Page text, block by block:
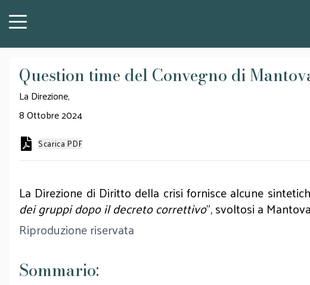
Question time del Convegno di
La Direzione,
8 Ottobre 2024
Scarica PDF
La Direzione di Diritto della crisi fornisce alcune
dei gruppi dopo il decreto correttivo”, svoltosi a
Riproduzione riservata
Sommario: